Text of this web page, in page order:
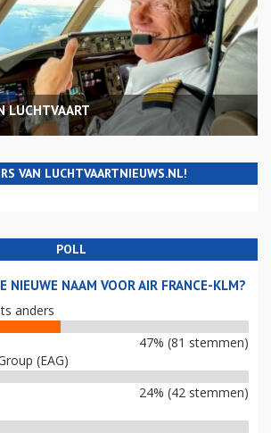
LUCHTVAART
VAN LUCHTVAARTNIEUWS.NL!
POLL
NIEUWE NAAM VOOR AIR FRANCE-KLM?
anders
47% (81 stemmen)
(EAG)
24% (42 stemmen)